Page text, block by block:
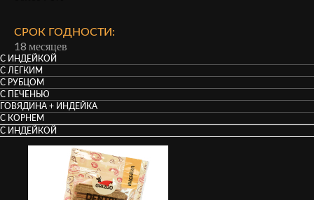
СРОК ГОДНОСТИ:
18 месяцев
С ИНДЕЙКОЙ
С ЛЕГКИМ
С РУБЦОМ
С ПЕЧЕНЬЮ
ГОВЯДИНА + ИНДЕЙКА
С КОРНЕМ
С ИНДЕЙКОЙ